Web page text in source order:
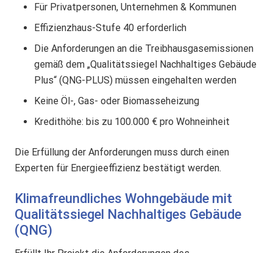
Für Privatpersonen, Unternehmen & Kommunen
Effizienzhaus-Stufe 40 erforderlich
Die Anforderungen an die Treibhausgasemissionen
gemäß dem „Qualitätssiegel Nachhaltiges Gebäude
Plus“ (QNG-PLUS) müssen eingehalten werden
Keine Öl-, Gas- oder Biomasseheizung
Kredithöhe: bis zu 100.000 € pro Wohneinheit
Die Erfüllung der Anforderungen muss durch einen
Experten für Energieeffizienz bestätigt werden.
Klimafreundliches Wohngebäude mit
Qualitätssiegel Nachhaltiges Gebäude
(QNG)